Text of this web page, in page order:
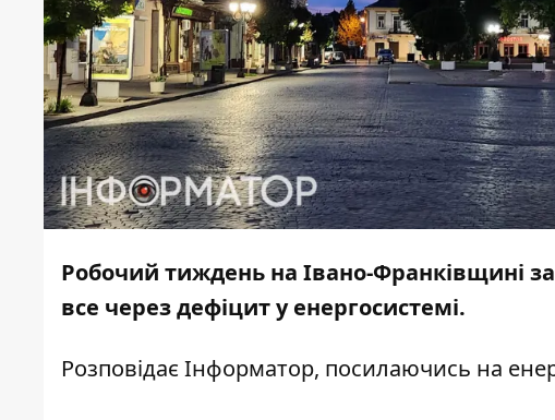
Робочий тиждень на Івано-Франківщині
все через дефіцит у енергосистемі.
Розповідає Інформатор, посилаючись на